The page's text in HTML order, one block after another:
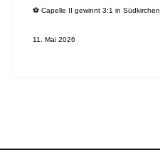
⚽️ Capelle II gewinnt 3:1 in Südkirchen
11. Mai 2026